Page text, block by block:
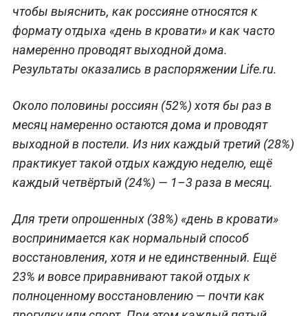
чтобы выяснить, как россияне относятся к
формату отдыха «день в кровати» и как часто
намеренно проводят выходной дома.
Результаты оказались в распоряжении Life.ru.
Около половины россиян (52%) хотя бы раз в
месяц намеренно остаются дома и проводят
выходной в постели. Из них каждый третий (28%)
практикует такой отдых каждую неделю, ещё
каждый четвёртый (24%) — 1–3 раза в месяц.
Для трети опрошенных (38%) «день в кровати»
воспринимается как нормальный способ
восстановления, хотя и не единственный. Ещё
23% и вовсе приравнивают такой отдых к
полноценному восстановлению — почти как